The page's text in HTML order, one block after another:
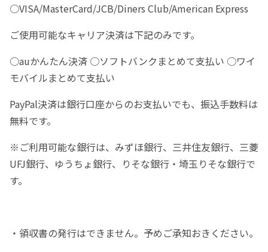
○VISA/MasterCard/JCB/Diners Club/American Express
ご使用可能なキャリア決済は下記のみです。
○auかんたん決済 ○ソフトバンクまとめて支払い ○ワイ
モバイルまとめて支払い
PayPal決済は銀行口座からのお支払いでも、振込手数料は
無料です。
※ご利用可能な銀行は、みずほ銀行、三井住友銀行、三菱
UFJ銀行、ゆうちょ銀行、りそな銀行・埼玉りそな銀行で
す。
・領収書の発行はできません。予めご承知おきください。